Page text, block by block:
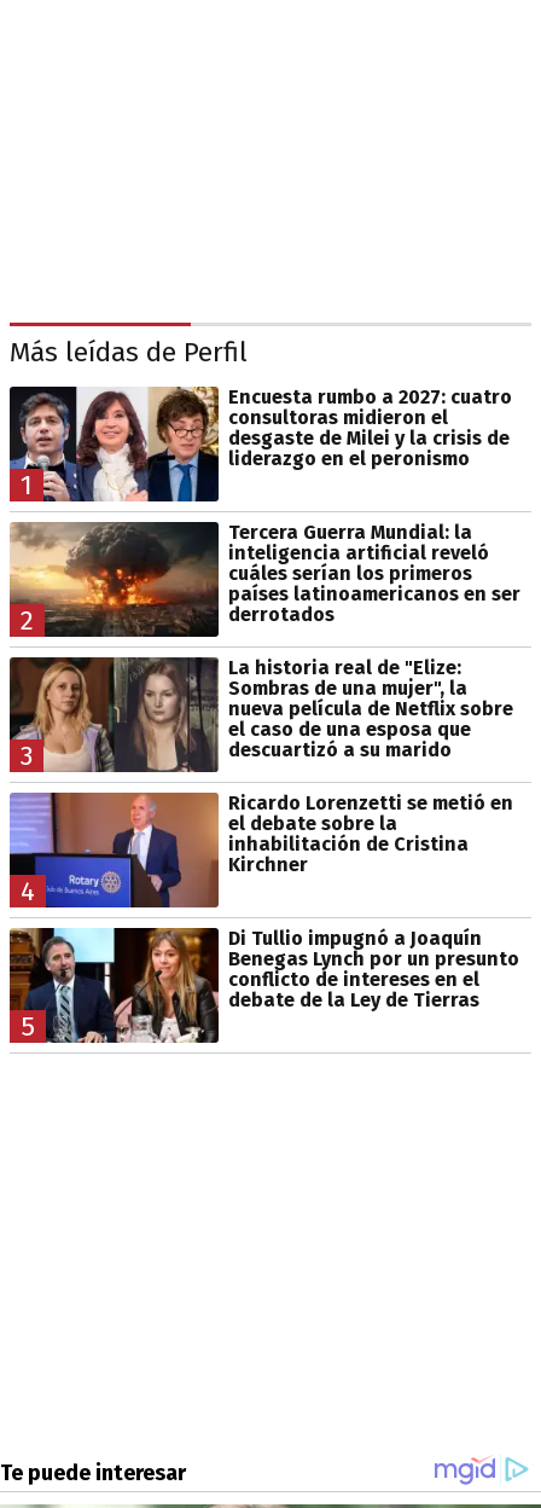
Más leídas de Perfil
1
Encuesta rumbo a 2027: cuatro
consultoras midieron el
desgaste de Milei y la crisis de
liderazgo en el peronismo
2
Tercera Guerra Mundial: la
inteligencia artificial reveló
cuáles serían los primeros
países latinoamericanos en ser
derrotados
3
La historia real de "Elize:
Sombras de una mujer", la
nueva película de Netflix sobre
el caso de una esposa que
descuartizó a su marido
4
Ricardo Lorenzetti se metió en
el debate sobre la
inhabilitación de Cristina
Kirchner
5
Di Tullio impugnó a Joaquín
Benegas Lynch por un presunto
conflicto de intereses en el
debate de la Ley de Tierras